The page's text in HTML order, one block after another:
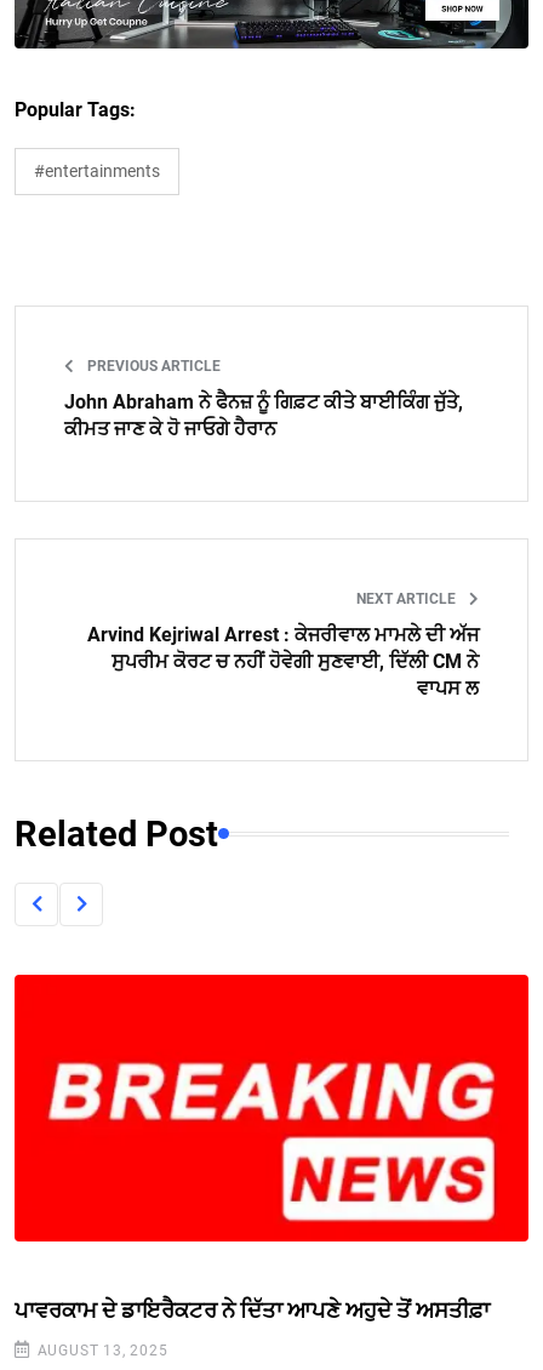
Popular Tags:
#entertainments
PREVIOUS ARTICLE
John Abraham ਨੇ ਫੈਨਜ਼ ਨੂੰ ਗਿਫ਼ਟ ਕੀਤੇ ਬਾਈਕਿੰਗ ਜੁੱਤੇ,
ਕੀਮਤ ਜਾਣ ਕੇ ਹੋ ਜਾਓਗੇ ਹੈਰਾਨ
NEXT ARTICLE
Arvind Kejriwal Arrest : ਕੇਜਰੀਵਾਲ ਮਾਮਲੇ ਦੀ ਅੱਜ
ਸੁਪਰੀਮ ਕੋਰਟ ਚ ਨਹੀਂ ਹੋਵੇਗੀ ਸੁਣਵਾਈ, ਦਿੱਲੀ CM ਨੇ
ਵਾਪਸ ਲ
Related Post
ਪਾਵਰਕਾਮ ਦੇ ਡਾਇਰੈਕਟਰ ਨੇ ਦਿੱਤਾ ਆਪਣੇ ਅਹੁਦੇ ਤੋਂ ਅਸਤੀਫ਼ਾ
AUGUST 13, 2025